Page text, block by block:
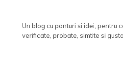
Un blog cu ponturi si idei, pentru
verificate, probate, simtite si